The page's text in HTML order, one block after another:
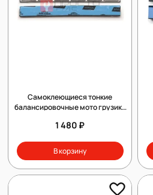
Самоклеющиеся тонкие
балансировочные мото грузики
1 480 ₽
В корзину